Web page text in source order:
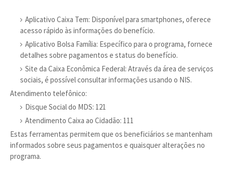
Aplicativo Caixa Tem: Disponível para smartphones, oferece
acesso rápido às informações do benefício.
Aplicativo Bolsa Família: Específico para o programa, fornece
detalhes sobre pagamentos e status do benefício.
Site da Caixa Econômica Federal: Através da área de serviços
sociais, é possível consultar informações usando o NIS.
Atendimento telefônico:
Disque Social do MDS: 121
Atendimento Caixa ao Cidadão: 111
Estas ferramentas permitem que os beneficiários se mantenham
informados sobre seus pagamentos e quaisquer alterações no
programa.